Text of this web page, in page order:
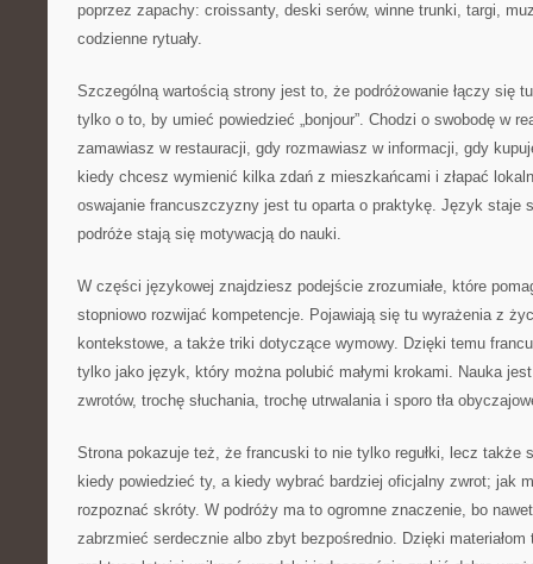
poprzez zapachy: croissanty, deski serów, winne trunki, targi,
codzienne rytuały.
Szczególną wartością strony jest to, że podróżowanie łączy się
tylko o to, by umieć powiedzieć „bonjour”. Chodzi o swobodę w
zamawiasz w restauracji, gdy rozmawiasz w informacji, gdy
kiedy chcesz wymienić kilka zdań z mieszkańcami i złapać
oswajanie francuszczyzny jest tu oparta o praktykę. Język staje
podróże stają się motywacją do nauki.
W części językowej znajdziesz podejście zrozumiałe, które
stopniowo rozwijać kompetencje. Pojawiają się tu wyrażenia z
kontekstowe, a także triki dotyczące wymowy. Dzięki temu
tylko jako język, który można polubić małymi krokami. Nauka
zwrotów, trochę słuchania, trochę utrwalania i sporo tła
Strona pokazuje też, że francuski to nie tylko regułki, lecz także
kiedy powiedzieć ty, a kiedy wybrać bardziej oficjalny zwrot; jak
rozpoznać skróty. W podróży ma to ogromne znaczenie, bo
zabrzmieć serdecznie albo zbyt bezpośrednio. Dzięki